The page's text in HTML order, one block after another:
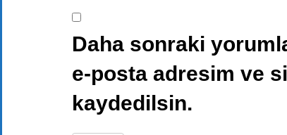
Daha sonraki
e-posta adresim ve
kaydedilsin.